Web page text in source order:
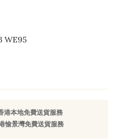
WE95
港本地免費送貨服務
愉景灣免費送貨服務